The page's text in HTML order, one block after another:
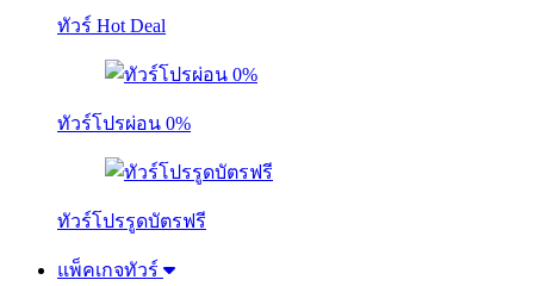
ทัวร์ Hot Deal
ทัวร์โปรผ่อน 0%
ทัวร์โปรรูดบัตรฟรี
แพ็คเกจทัวร์